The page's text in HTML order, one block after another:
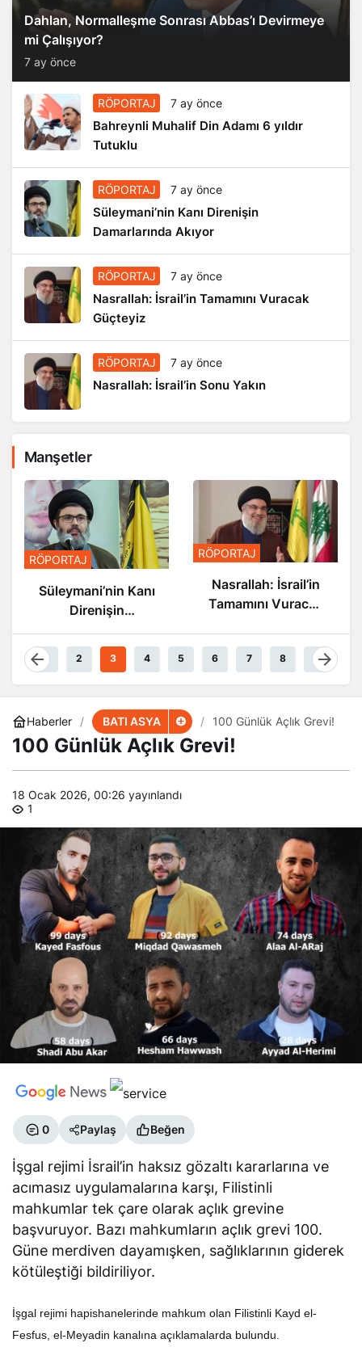
Dahlan, Normalleşme Sonrası Abbas’ı Devirmeye
mi Çalışıyor?
7 ay önce
RÖPORTAJ 7 ay önce
Bahreynli Muhalif Din Adamı 6 yıldır
Tutuklu
RÖPORTAJ 7 ay önce
Süleymani’nin Kanı Direnişin
Damarlarında Akıyor
RÖPORTAJ 7 ay önce
Nasrallah: İsrail’in Tamamını Vuracak
Güçteyiz
RÖPORTAJ 7 ay önce
Nasrallah: İsrail’in Sonu Yakın
Manşetler
RÖPORTAJ
Süleymani’nin Kanı
Direnişin
Akıyor
RÖPORTAJ
Nasrallah: İsrail’in
Tamamını Vuracak
1 2 3 4 5 6 7 8 9
Haberler BATI ASYA 100 Günlük Açlık Grevi!
100 Günlük Açlık Grevi!
18 Ocak 2026, 00:26
yayınlandı
1
0 Paylaş Beğen
İşgal rejimi İsrail’in haksız gözaltı kararlarına ve
acımasız uygulamalarına karşı, Filistinli
mahkumlar tek çare olarak açlık grevine
başvuruyor. Bazı mahkumların açlık grevi 100.
Güne merdiven dayamışken, sağlıklarının giderek
kötüleştiği bildiriliyor.
İşgal rejimi hapishanelerinde mahkum olan Filistinli Kayd el-
Fesfus, el-Meyadin kanalına açıklamalarda bulundu.